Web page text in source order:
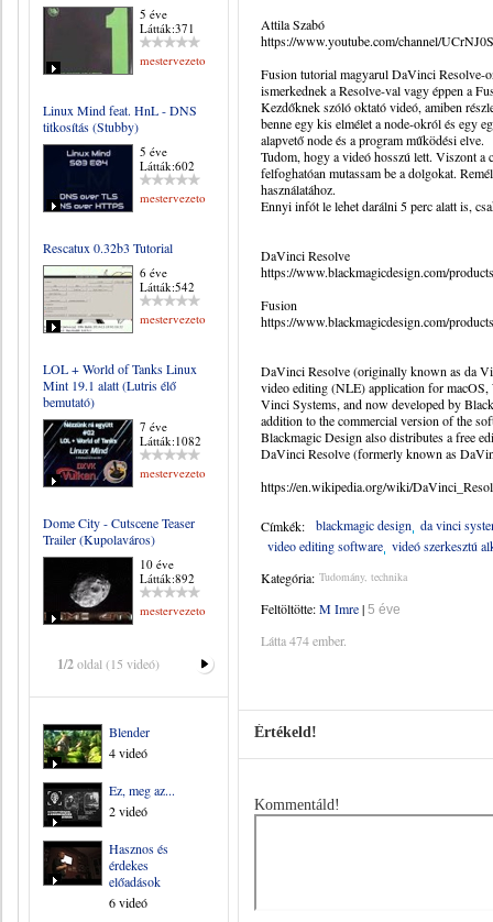
5 éve
Látták:371
mestervezeto
Linux Mind feat. HnL - DNS
titkosítás (Stubby)
5 éve
Látták:602
mestervezeto
Rescatux 0.32b3 Tutorial
6 éve
Látták:542
mestervezeto
LOL + World of Tanks Linux
Mint 19.1 alatt (Lutris élő
bemutató)
7 éve
Látták:1082
mestervezeto
Dome City - Cutscene Teaser
Trailer (Kupolaváros)
10 éve
Látták:892
mestervezeto
1/2oldal (15 videó)
Blender
4 videó
Ez, meg az...
2 videó
Hasznos és
érdekes
előadások
6 videó
Attila Szabó
https://www.youtube.com/channel/
Fusion tutorial magyarul DaVinci Resolve-
ismerkednek a Resolve-val vagy éppen a
Kezdőknek szóló oktató videó, amiben
benne egy kis elmélet a node-okról és egy
alapvető node és a program működési elve.
Tudom, hogy a videó hosszú lett. Viszont a
felfoghatóan mutassam be a dolgokat.
használatához.
Ennyi infót le lehet darálni 5 perc alatt is,
DaVinci Resolve
https://www.blackmagicdesign.com/
Fusion
https://www.blackmagicdesign.com/
DaVinci Resolve (originally known as da
video editing (NLE) application for
Vinci Systems, and now developed by
addition to the commercial version of the
Blackmagic Design also distributes a free
DaVinci Resolve (formerly known as
https://en.wikipedia.org/wiki/
Címkék: blackmagic design da vinci
video editing software videó szerkesztú
Kategória: Tudomány, technika
Feltöltötte:M Imre| 5 éve
Látta 474 ember.
Értékeld!
Kommentáld!